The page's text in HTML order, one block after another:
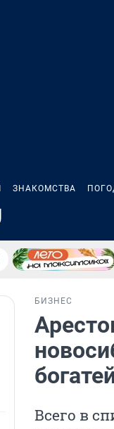
ЗНАКОМСТВА
БИЗНЕС
Всего в